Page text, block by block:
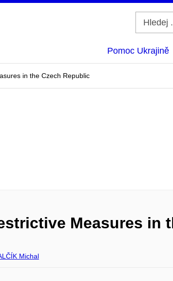
Pomoc Ukrajině
in the Czech Republic
Measures in
Michal